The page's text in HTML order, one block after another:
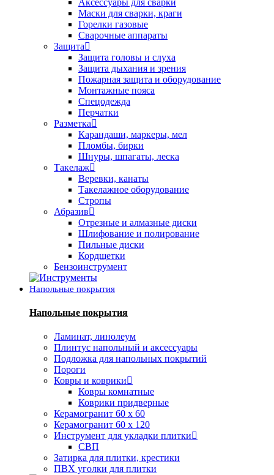
Маски для сварки, краги
Горелки газовые
Сварочные аппараты
Защита
Защита головы и слуха
Защита дыхания и зрения
Пожарная защита и оборудование
Монтажные пояса
Спецодежда
Перчатки
Разметка
Карандаши, маркеры, мел
Пломбы, бирки
Шнуры, шпагаты, леска
Такелаж
Веревки, канаты
Такелажное оборудование
Стропы
Абразив
Отрезные и алмазные диски
Шлифование и полирование
Пильные диски
Кордщетки
Бензоинструмент
Напольные покрытия
Напольные покрытия
Ламинат, линолеум
Плинтус напольный и аксессуары
Подложка для напольных покрытий
Пороги
Ковры и коврики
Ковры комнатные
Коврики придверные
Керамогранит 60 х 60
Керамогранит 60 х 120
Инструмент для укладки плитки
СВП
Затирка для плитки, крестики
ПВХ уголки для плитки